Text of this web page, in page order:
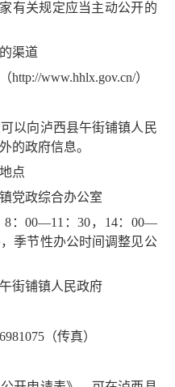
关规定应当主动公开的
渠道
www.hhlx.gov.cn/）
向泸西县午街铺镇人民
的政府信息。
点
党政综合办公室
00—11：30，14：00—
季节性办公时间调整见公
街铺镇人民政府
（传真）